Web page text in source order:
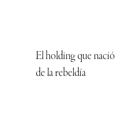
El holding que nació
de la rebeldía